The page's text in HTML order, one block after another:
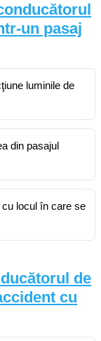
un pasaj
luminile de
din pasajul
locul în care se
de
cu